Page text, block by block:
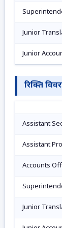
Junior
Junior
रिक्ति
Assistant
Assistant
Accounts
Junior